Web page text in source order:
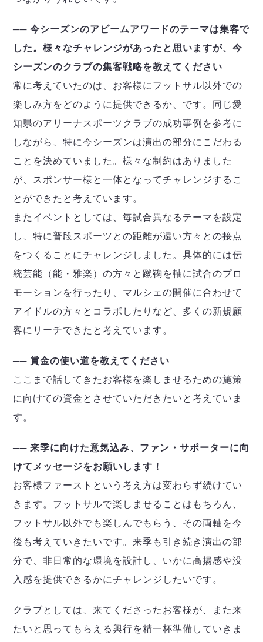
── 今シーズンのアビームアワードのテーマは集客で
した。様々なチャレンジがあったと思いますが、今
シーズンのクラブの集客戦略を教えてください
常に考えていたのは、お客様にフットサル以外での
楽しみ方をどのように提供できるか、です。同じ愛
知県のアリーナスポーツクラブの成功事例を参考に
しながら、特に今シーズンは演出の部分にこだわる
ことを決めていました。様々な制約はありました
が、スポンサー様と一体となってチャレンジするこ
とができたと考えています。
またイベントとしては、毎試合異なるテーマを設定
し、特に普段スポーツとの距離が遠い方々との接点
をつくることにチャレンジしました。具体的には伝
統芸能（能・雅楽）の方々と蹴鞠を軸に試合のプロ
モーションを行ったり、マルシェの開催に合わせて
アイドルの方々とコラボしたりなど、多くの新規顧
客にリーチできたと考えています。
── 賞金の使い道を教えてください
ここまで話してきたお客様を楽しませるための施策
に向けての資金とさせていただきたいと考えていま
す。
── 来季に向けた意気込み、ファン・サポーターに向
けてメッセージをお願いします！
お客様ファーストという考え方は変わらず続けてい
きます。フットサルで楽しませることはもちろん、
フットサル以外でも楽しんでもらう、その両軸を今
後も考えていきたいです。来季も引き続き演出の部
分で、非日常的な環境を設計し、いかに高揚感や没
入感を提供できるかにチャレンジしたいです。
クラブとしては、来てくださったお客様が、また来
たいと思ってもらえる興行を精一杯準備していきま